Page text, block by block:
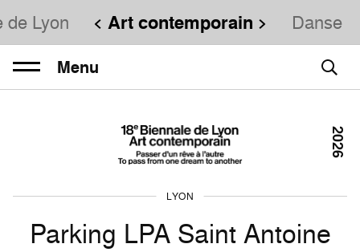
de Lyon Art contemporain Danse
Menu
LYON
Parking LPA Saint Antoine
2026